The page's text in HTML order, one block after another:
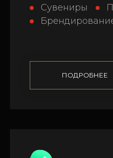
Сувениры
ПОДРОБНЕЕ